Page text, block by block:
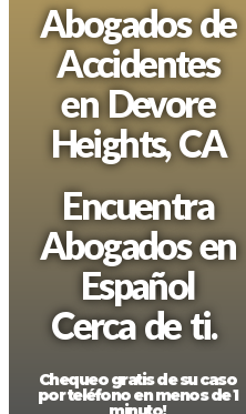
Abogados de
Accidentes
en Devore
Heights, CA
Encuentra
Abogados en
Español
Cerca de ti.
Chequeo gratis de su caso
por teléfono en menos de 1